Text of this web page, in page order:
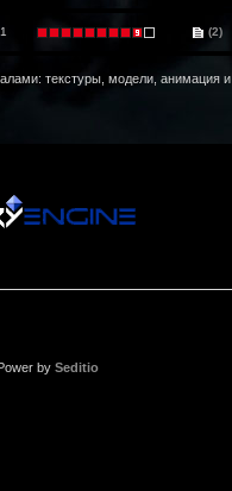
(2)
текстуры, модели, анимация и
by Seditio